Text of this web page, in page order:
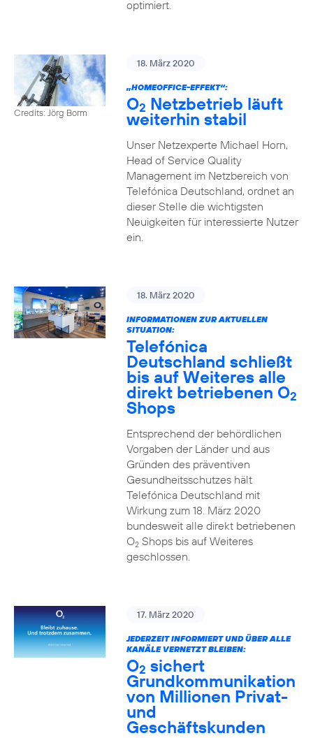
optimiert.
Credits: Jörg Borm
18. März 2020
„HOMEOFFICE-EFFEKT“:
O2 Netzbetrieb läuft
weiterhin stabil
Unser Netzexperte Michael Horn,
Head of Service Quality
Management im Netzbereich von
Telefónica Deutschland, ordnet an
dieser Stelle die wichtigsten
Neuigkeiten für interessierte Nutzer
ein.
18. März 2020
INFORMATIONEN ZUR AKTUELLEN
SITUATION:
Telefónica
Deutschland schließt
bis auf Weiteres alle
direkt betriebenen O2
Shops
Entsprechend der behördlichen
Vorgaben der Länder und aus
Gründen des präventiven
Gesundheitsschutzes hält
Telefónica Deutschland mit
Wirkung zum 18. März 2020
bundesweit alle direkt betriebenen
O2Shops bis auf Weiteres
geschlossen.
17. März 2020
JEDERZEIT INFORMIERT UND ÜBER ALLE
KANÄLE VERNETZT BLEIBEN:
O2 sichert
Grundkommunikation
von Millionen Privat-
und
Geschäftskunden